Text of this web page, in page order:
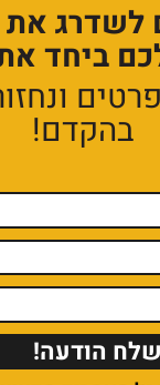
לשדרג
ביחד
בהקדם!